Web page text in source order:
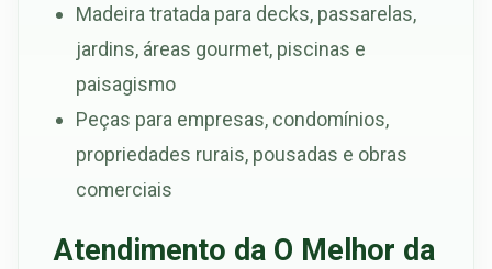
Madeira tratada para decks, passarelas,
jardins, áreas gourmet, piscinas e
paisagismo
Peças para empresas, condomínios,
propriedades rurais, pousadas e obras
comerciais
Atendimento da O Melhor da